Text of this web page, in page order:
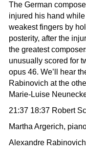
The German
injured his hand
weakest fingers by
posterity, after the
the greatest
unusually scored for
opus 46. We’ll hear
Rabinovich at the
Marie-Luise
21:37 18:37 Robert
Martha Argerich,
Alexandre